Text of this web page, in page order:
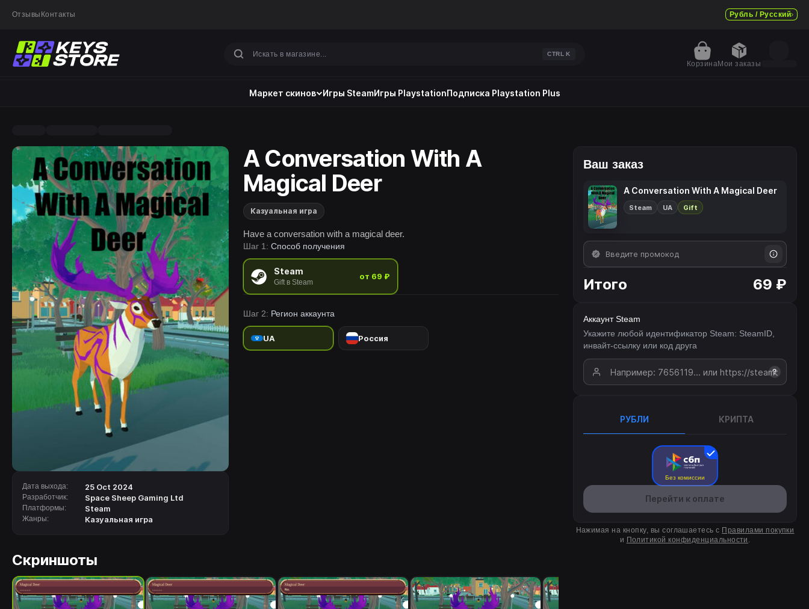
Отзывы Контакты Рубль / Русский
CTRL K
КорзинаМои заказы
Маркет скинов Игры SteamИгры PlaystationПодписка Playstation Plus
Дата выхода: 25 Oct 2024
Разработчик: Space Sheep Gaming Ltd
Платформы: Steam
Жанры: Казуальная игра
A Conversation With A
Magical Deer
Казуальная игра
Have a conversation with a magical deer.
Шаг 1: Способ получения
Steam
Gift в Steam
от 69 ₽
Шаг 2: Регион аккаунта
UA Россия
Ваш заказ
A Conversation With A Magical Deer
Steam UA Gift
Итого 69 ₽
Аккаунт Steam
Укажите любой идентификатор Steam: SteamID,
инвайт-ссылку или код друга
?
РУБЛИ КРИПТА
Без комиссии
Перейти к оплате
Нажимая на кнопку, вы соглашаетесь с Правилами покупки
и Политикой конфиденциальности .
Скриншоты